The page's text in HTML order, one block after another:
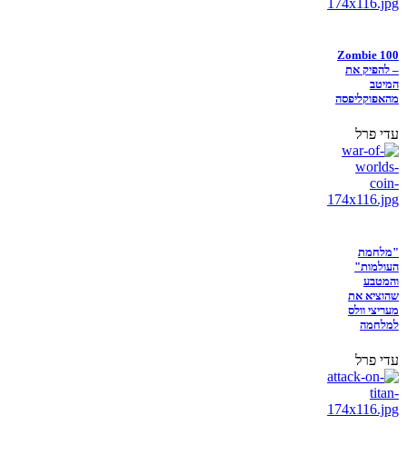
Zombie 100
– להפיק את
המיטב
מהאפוקליפסה
עדי פרל
"מלחמת
העולמות"
והמטבע
שהוציא את
מעריצי וולס
למלחמה
עדי פרל